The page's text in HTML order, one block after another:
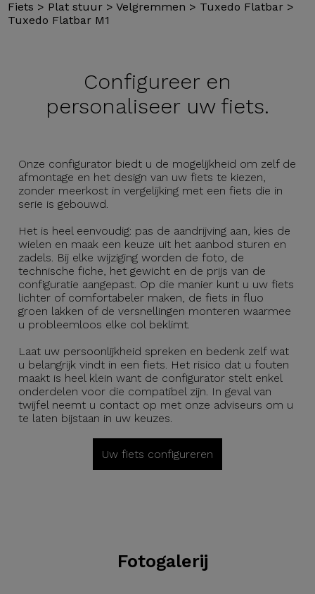
Fiets > Plat stuur >Velgremmen > Tuxedo Flatbar >
Tuxedo Flatbar M1
Configureer en
personaliseer uw fiets.
Onze configurator biedt u de mogelijkheid om zelf de
afmontage en het design van uw fiets te kiezen,
zonder meerkost in vergelijking met een fiets die in
serie is gebouwd.
Het is heel eenvoudig: pas de aandrijving aan, kies de
wielen en maak een keuze uit het aanbod sturen en
zadels. Bij elke wijziging worden de foto, de
technische fiche, het gewicht en de prijs van de
configuratie aangepast. Op die manier kunt u uw fiets
lichter of comfortabeler maken, de fiets in fluo
groen lakken of de versnellingen monteren waarmee
u probleemloos elke col beklimt.
Laat uw persoonlijkheid spreken en bedenk zelf wat
u belangrijk vindt in een fiets. Het risico dat u fouten
maakt is heel klein want de configurator stelt enkel
onderdelen voor die compatibel zijn. In geval van
twijfel neemt u contact op met onze adviseurs om u
te laten bijstaan in uw keuzes.
Uw fiets configureren
Fotogalerij